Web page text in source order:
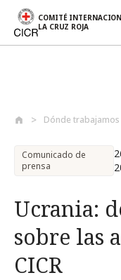
COMITÉ
LA CRUZ ROJA
Dónde trabajamos
Comunicado de
prensa
Ucrania:
sobre las
CICR